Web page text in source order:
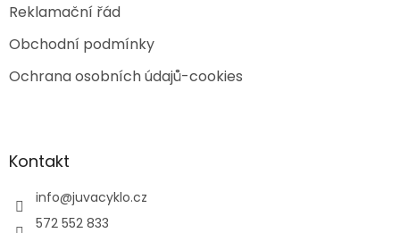
Reklamační řád
Obchodní podmínky
Ochrana osobních údajů-cookies
Kontakt
info@juvacyklo.cz
572 552 833